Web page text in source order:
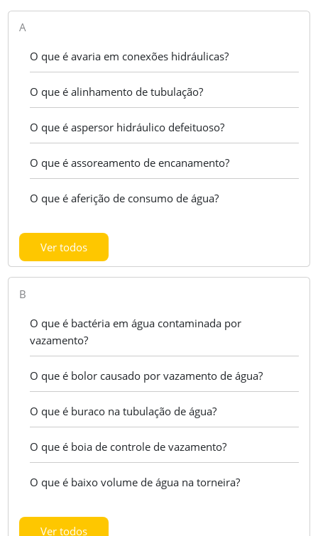
A
O que é avaria em conexões hidráulicas?
O que é alinhamento de tubulação?
O que é aspersor hidráulico defeituoso?
O que é assoreamento de encanamento?
O que é aferição de consumo de água?
Ver todos
B
O que é bactéria em água contaminada por
vazamento?
O que é bolor causado por vazamento de água?
O que é buraco na tubulação de água?
O que é boia de controle de vazamento?
O que é baixo volume de água na torneira?
Ver todos